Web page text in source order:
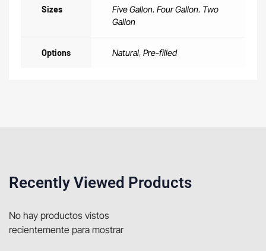
Sizes Five Gallon, Four Gallon, Two
Gallon
Options Natural, Pre-filled
Recently Viewed Products
No hay productos vistos
recientemente para mostrar